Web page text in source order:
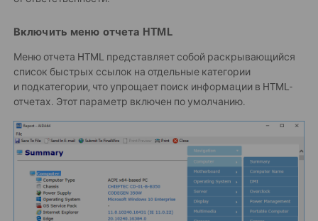
Включить меню отчета HTML
Меню отчета HTML представляет собой раскрывающийся
список быстрых ссылок на отдельные категории
и подкатегории, что упрощает поиск информации в HTML-
отчетах. Этот параметр включен по умолчанию.